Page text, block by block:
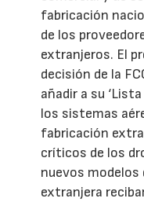
fabricación
de los
extranjeros. El
decisión de la
añadir a su
los sistemas
fabricación
críticos de los
nuevos modelos
extranjera